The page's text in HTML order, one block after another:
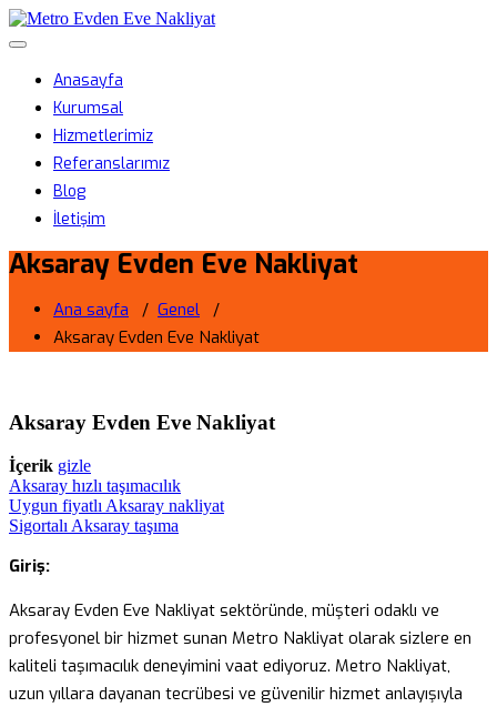
Skip
to
Metro Evden Eve Nakliyat
Anasayfa
Kurumsal
Hizmetlerimiz
Referanslarımız
Blog
İletişim
Aksaray Evden Eve Nakliyat
Ana sayfa / Genel /
Aksaray Evden Eve Nakliyat
Aksaray Evden Eve Nakliyat
İçerik gizle
Aksaray hızlı taşımacılık
Uygun fiyatlı Aksaray nakliyat
Sigortalı Aksaray taşıma
Giriş:
Aksaray Evden Eve Nakliyat sektöründe, müşteri odaklı ve
profesyonel bir hizmet sunan Metro Nakliyat olarak sizlere en
kaliteli taşımacılık deneyimini vaat ediyoruz. Metro Nakliyat,
uzun yıllara dayanan tecrübesi ve güvenilir hizmet anlayışıyla